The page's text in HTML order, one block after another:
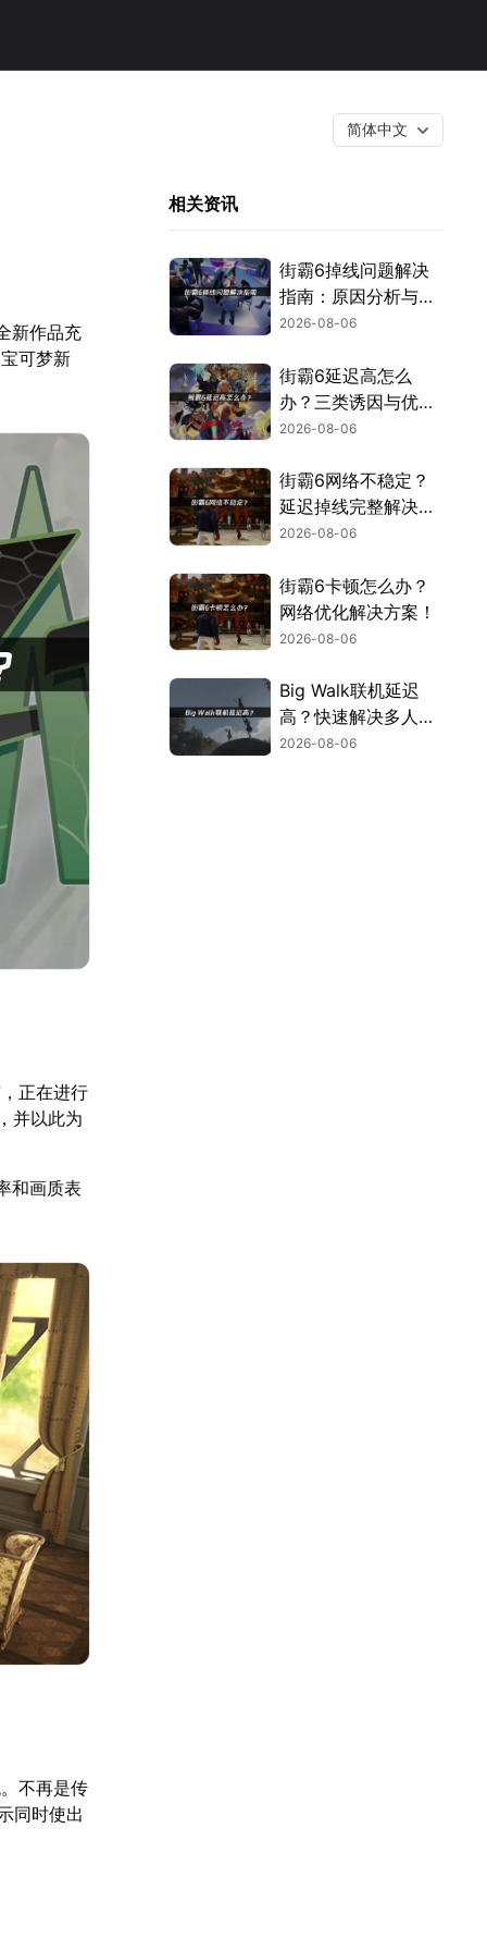
简体中文
新作品充
可梦新
正在进行
并以此为
和画质表
不再是传
同时使出
相关资讯
街霸6掉线问题解决
指南：原因分析与网
络优化技巧！
2026-08-06
街霸6延迟高怎么
办？三类诱因与优化
解决方案！
2026-08-06
街霸6网络不稳定？
延迟掉线完整解决指
南！
2026-08-06
街霸6卡顿怎么办？
网络优化解决方案！
2026-08-06
Big Walk联机延迟
高？快速解决多人联
机卡顿问题！
2026-08-06